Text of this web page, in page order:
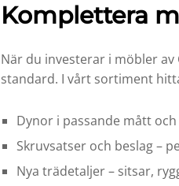
Komplettera
När du investerar i möbler
standard. I vårt sortiment
Dynor i passande mått
Skruvsatser och beslag –
Nya trädetaljer – sitsar,